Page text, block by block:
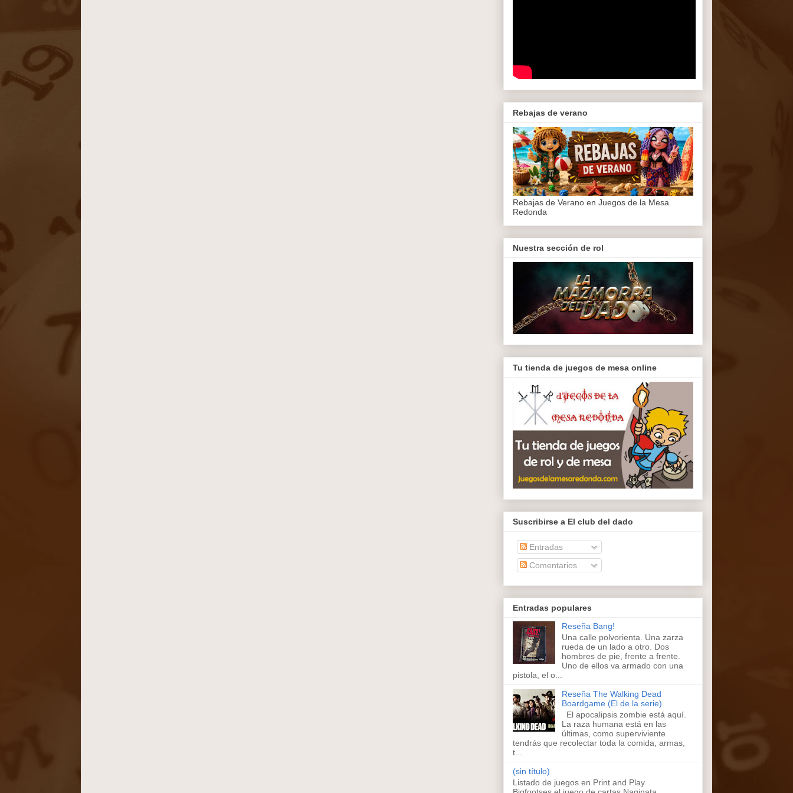
Rebajas de verano
Rebajas de Verano en Juegos de la Mesa
Redonda
Nuestra sección de rol
Tu tienda de juegos de mesa online
Suscribirse a El club del dado
Entradas
Comentarios
Entradas populares
Reseña Bang!
Una calle polvorienta. Una zarza
rueda de un lado a otro. Dos
hombres de pie, frente a frente.
Uno de ellos va armado con una
pistola, el o...
Reseña The Walking Dead
Boardgame (El de la serie)
El apocalipsis zombie está aquí.
La raza humana está en las
últimas, como superviviente
tendrás que recolectar toda la comida, armas,
t...
(sin título)
Listado de juegos en Print and Play